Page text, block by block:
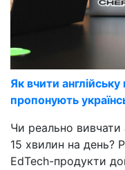
Як вчити
пропонують
Чи реально вивчати
15 хвилин на день?
EdTech-продукти